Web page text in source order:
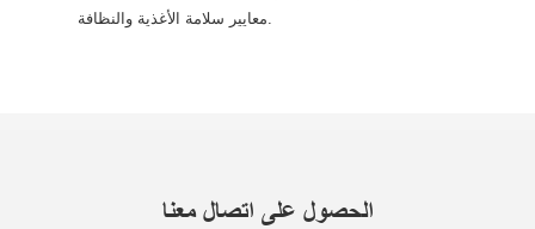
الحصول على اتصال معنا